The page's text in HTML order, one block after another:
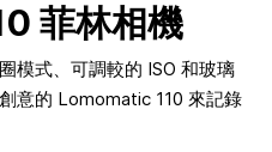
菲林相機
模式、可調較的 ISO 和玻璃
意的 Lomomatic 110 來記錄